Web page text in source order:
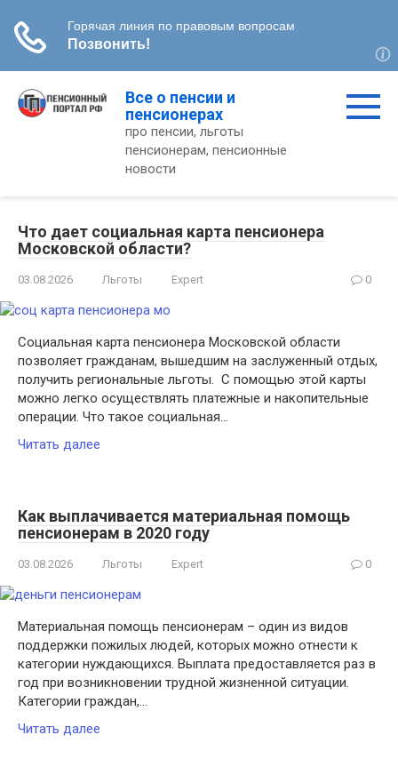
контенту
Все о пенсии и
пенсионерах
про пенсии, льготы
пенсионерам, пенсионные
новости
Что дает социальная карта пенсионера
Московской области?
03.08.2026 Льготы Expert 0
Социальная карта пенсионера Московской области
позволяет гражданам, вышедшим на заслуженный отдых,
получить региональные льготы. С помощью этой карты
можно легко осуществлять платежные и накопительные
операции. Что такое социальная…
Читать далее
Как выплачивается материальная помощь
пенсионерам в 2020 году
03.08.2026 Льготы Expert 0
Материальная помощь пенсионерам – один из видов
поддержки пожилых людей, которых можно отнести к
категории нуждающихся. Выплата предоставляется раз в
год при возникновении трудной жизненной ситуации.
Категории граждан,…
Читать далее